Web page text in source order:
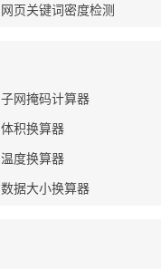
网页关键词密度检测
子网掩码计算器
体积换算器
温度换算器
数据大小换算器